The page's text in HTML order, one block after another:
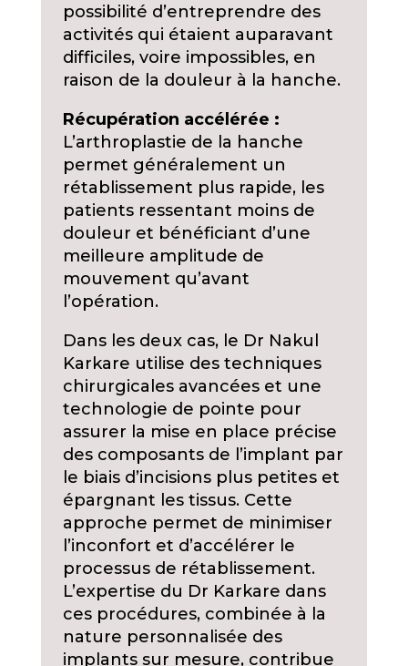
possibilité d’entreprendre des
activités qui étaient auparavant
difficiles, voire impossibles, en
raison de la douleur à la hanche.
Récupération accélérée :
L’arthroplastie de la hanche
permet généralement un
rétablissement plus rapide, les
patients ressentant moins de
douleur et bénéficiant d’une
meilleure amplitude de
mouvement qu’avant
l’opération.
Dans les deux cas, le Dr Nakul
Karkare utilise des techniques
chirurgicales avancées et une
technologie de pointe pour
assurer la mise en place précise
des composants de l’implant par
le biais d’incisions plus petites et
épargnant les tissus. Cette
approche permet de minimiser
l’inconfort et d’accélérer le
processus de rétablissement.
L’expertise du Dr Karkare dans
ces procédures, combinée à la
nature personnalisée des
implants sur mesure, contribue